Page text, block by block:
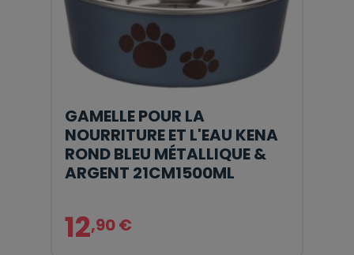
GAMELLE POUR LA
NOURRITURE ET L'EAU KENA
ROND BLEU MÉTALLIQUE &
ARGENT 21CM1500ML
12,90 €